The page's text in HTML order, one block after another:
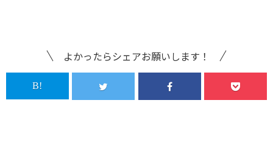
よかったらシェアお願いします！